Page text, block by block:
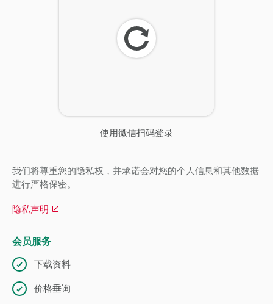
使用微信扫码登录
刷
新
我们将尊重您的隐私权，并承诺会对您的个人信息和其他数据
进行严格保密。
隐私声明
会员服务
下载资料
价格垂询